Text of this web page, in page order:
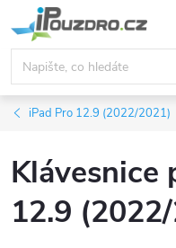
na
obsah
iPad Pro 12.9 (2022/2021)
Klávesnice
12.9